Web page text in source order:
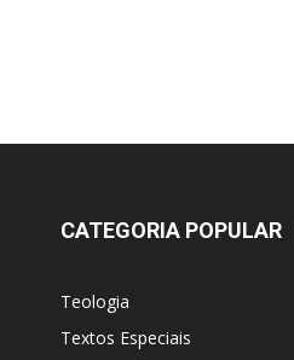
CATEGORIA POPULAR
Teologia
Textos Especiais